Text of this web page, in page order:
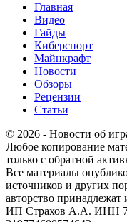
Главная
Видео
Гайды
Киберспорт
Майнкрафт
Новости
Обзоры
Рецензии
Статьи
© 2026 - Новости об
Любое копирование
только с обратной
Все материалы
источников и других
авторство
ИП Страхов А.А. ИНН